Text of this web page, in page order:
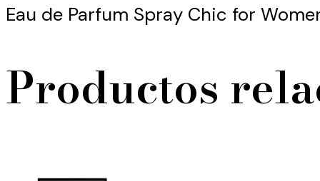
Eau de Parfum Spray Chic for
Productos